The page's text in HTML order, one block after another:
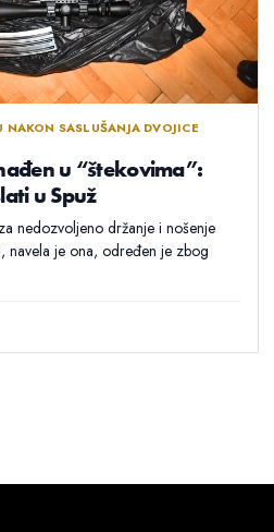
SASLUŠANJA DVOJICE
u “štekovima”:
u Spuž
nedozvoljeno držanje i nošenje
navela je ona, određen je zbog